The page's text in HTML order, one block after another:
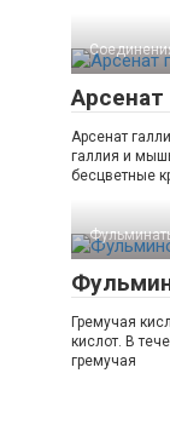
Арсенат
Арсенат
галлия и
бесцветные
Гремучая
кислот. В
гремучая